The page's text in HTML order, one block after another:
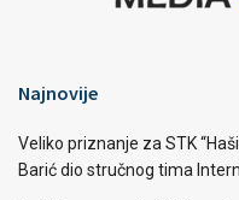
Najnovije
Veliko priznanje za STK
Barić dio stručnog tima